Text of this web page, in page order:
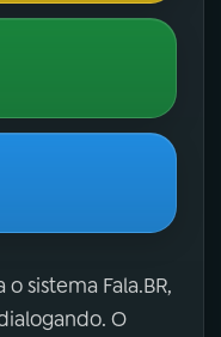
sistema Fala.BR,
O